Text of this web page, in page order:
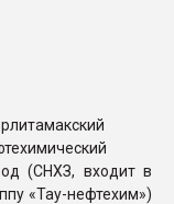
(СНХЗ, входит в
«Тау-нефтехим»)